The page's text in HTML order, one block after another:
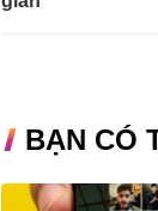
BẠN CÓ